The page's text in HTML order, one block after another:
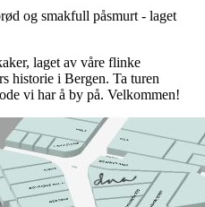
og smakfull påsmurt - laget
laget av våre flinke
historie i Bergen. Ta turen
vi har å by på. Velkommen!